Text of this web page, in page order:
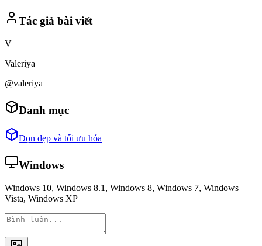
Tác giả bài viết
V
Valeriya
@valeriya
Danh mục
Dọn dẹp và tối ưu hóa
Windows
Windows 10, Windows 8.1, Windows 8, Windows 7, Windows
Vista, Windows XP